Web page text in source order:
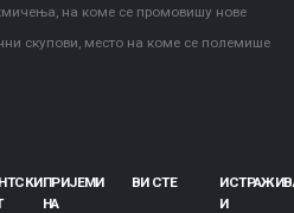
на коме се промовишу нове
скупови, место на коме се полемише
ПРИЈЕМИ
НА
ВИ СТЕ
И